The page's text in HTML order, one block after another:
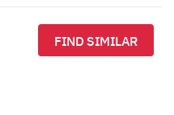
FIND SIMILAR